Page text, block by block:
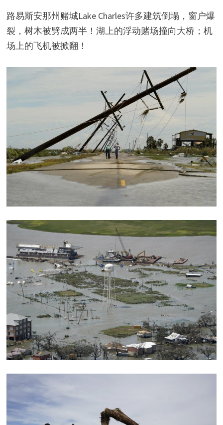
路易斯安那州赌城Lake Charles许多建筑倒塌，窗户爆
裂，树木被劈成两半！湖上的浮动赌场撞向大桥；机
场上的飞机被掀翻！